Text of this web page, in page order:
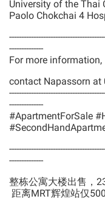
University of the Thai
Paolo Chokchai 4
--------------
For more information,
contact Napassorn at
--------------
#ApartmentForSale
--------------
整栋公寓大楼出售，
距离MRT辉煌站仅